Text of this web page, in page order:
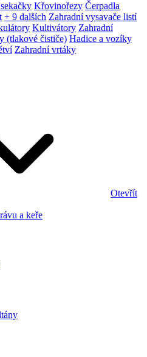
Křovinořezy Čerpadla
+ 9 dalších Zahradní vysavače listí
Kultivátory Zahradní
(tlakové čističe) Hadice a vozíky
Zahradní vrtáky
Otevřít
a keře